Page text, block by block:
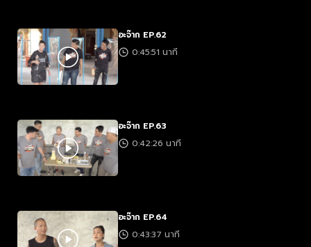
อะจ๊าก EP.62
0:45:51 นาที
อะจ๊าก EP.63
0:42:26 นาที
อะจ๊าก EP.64
0:43:37 นาที